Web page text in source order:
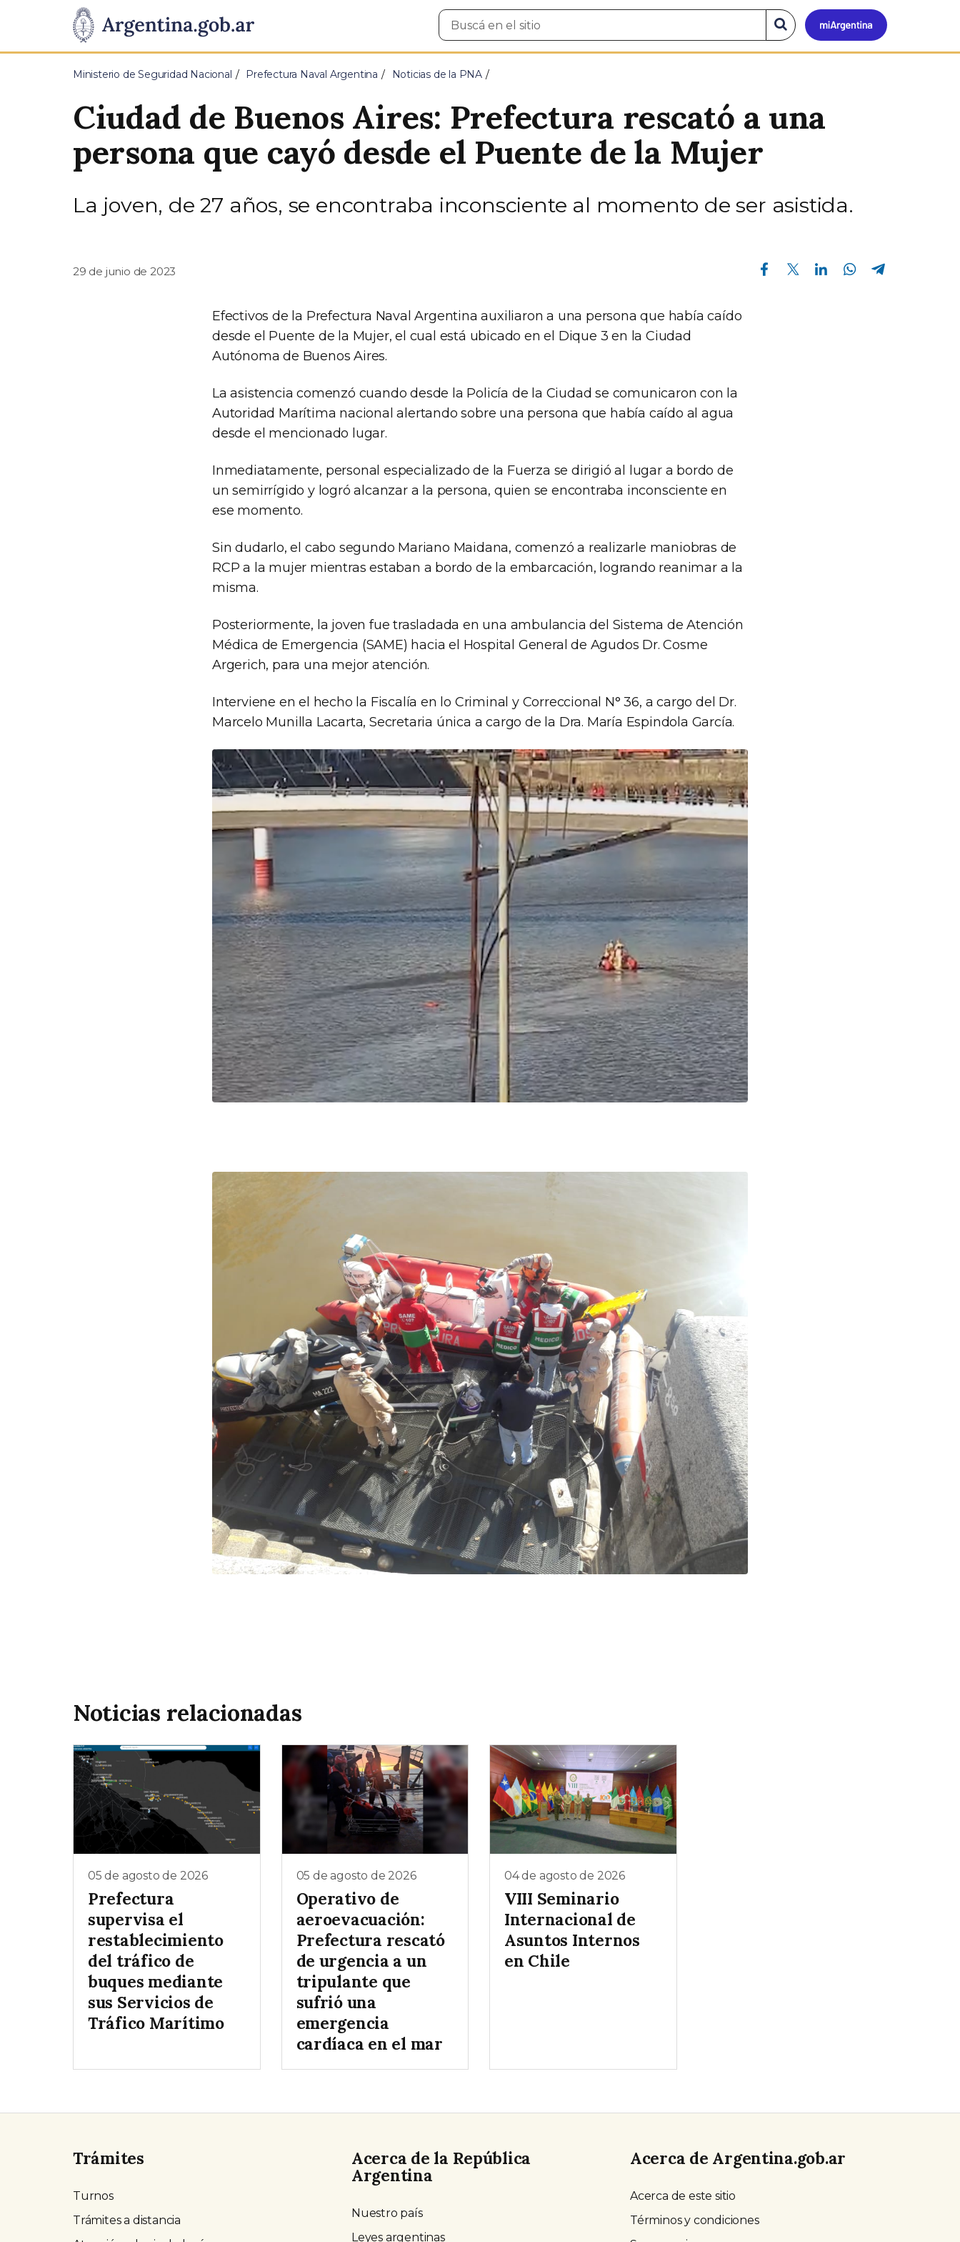
Presidencia
de
Pasar al contenido principal
Mi
Buscar
en
Buscar
en
el
Ministerio de Seguridad Nacional Prefectura Naval Argentina Noticias de la PNA
Ciudad de Buenos Aires: Prefectura rescató a una
persona que cayó desde el Puente de la Mujer
La joven, de 27 años, se encontraba inconsciente al momento de ser asistida.
29 de junio de 2023
Compartir en Facebook Compartir en Twitter Compartir en Linkedin Compartir en Whatsapp
Efectivos de la Prefectura Naval Argentina auxiliaron a una persona que había caído
desde el Puente de la Mujer, el cual está ubicado en el Dique 3 en la Ciudad
Autónoma de Buenos Aires.
La asistencia comenzó cuando desde la Policía de la Ciudad se comunicaron con la
Autoridad Marítima nacional alertando sobre una persona que había caído al agua
desde el mencionado lugar.
Inmediatamente, personal especializado de la Fuerza se dirigió al lugar a bordo de
un semirrígido y logró alcanzar a la persona, quien se encontraba inconsciente en
ese momento.
Sin dudarlo, el cabo segundo Mariano Maidana, comenzó a realizarle maniobras de
RCP a la mujer mientras estaban a bordo de la embarcación, logrando reanimar a la
misma.
Posteriormente, la joven fue trasladada en una ambulancia del Sistema de Atención
Médica de Emergencia (SAME) hacia el Hospital General de Agudos Dr. Cosme
Argerich, para una mejor atención.
Interviene en el hecho la Fiscalía en lo Criminal y Correccional N° 36, a cargo del Dr.
Marcelo Munilla Lacarta, Secretaria única a cargo de la Dra. María Espindola García.
Noticias relacionadas
05 de agosto de 2026
Prefectura
supervisa el
restablecimiento
del tráfico de
buques mediante
sus Servicios de
Tráfico Marítimo
05 de agosto de 2026
Operativo de
aeroevacuación:
Prefectura rescató
de urgencia a un
tripulante que
sufrió una
emergencia
cardíaca en el mar
04 de agosto de 2026
VIII Seminario
Internacional de
Asuntos Internos
en Chile
Trámites
Turnos
Trámites a distancia
Acerca de la República
Argentina
Nuestro país
Leyes argentinas
Acerca de Argentina.gob.ar
Acerca de este sitio
Términos y condiciones